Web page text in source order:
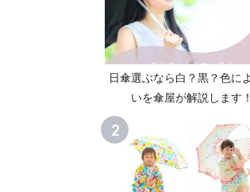
日傘選ぶなら白？黒？色に
いを傘屋が解説します！